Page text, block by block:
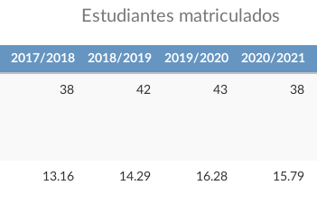
Estudiantes matriculados
2017/2018 2018/2019 2019/2020 2020/2021
38 42 43 38
13.16 14.29 16.28 15.79